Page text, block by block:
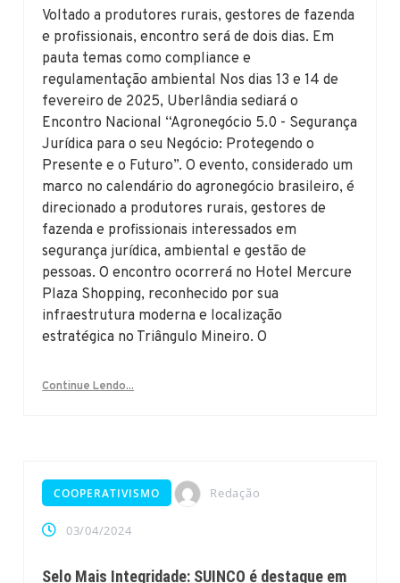
Voltado a produtores rurais, gestores de fazenda
e profissionais, encontro será de dois dias. Em
pauta temas como compliance e
regulamentação ambiental Nos dias 13 e 14 de
fevereiro de 2025, Uberlândia sediará o
Encontro Nacional “Agronegócio 5.0 - Segurança
Jurídica para o seu Negócio: Protegendo o
Presente e o Futuro”. O evento, considerado um
marco no calendário do agronegócio brasileiro, é
direcionado a produtores rurais, gestores de
fazenda e profissionais interessados em
segurança jurídica, ambiental e gestão de
pessoas. O encontro ocorrerá no Hotel Mercure
Plaza Shopping, reconhecido por sua
infraestrutura moderna e localização
estratégica no Triângulo Mineiro. O
Continue Lendo...
COOPERATIVISMO Redação
03/04/2024
Selo Mais Integridade: SUINCO é destaque em